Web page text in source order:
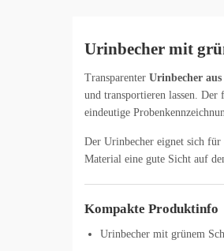
Urinbecher mit
Transparenter Urinbecher
und transportieren lassen.
eindeutige
Der Urinbecher eignet sich
Material eine gute Sicht auf
Kompakte Produktinfo
Urinbecher mit grünem